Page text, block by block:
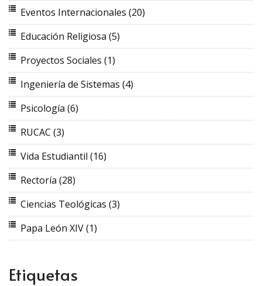
Eventos Internacionales (20)
Educación Religiosa (5)
Proyectos Sociales (1)
Ingeniería de Sistemas (4)
Psicología (6)
RUCAC (3)
Vida Estudiantil (16)
Rectoría (28)
Ciencias Teológicas (3)
Papa León XIV(1)
Etiquetas